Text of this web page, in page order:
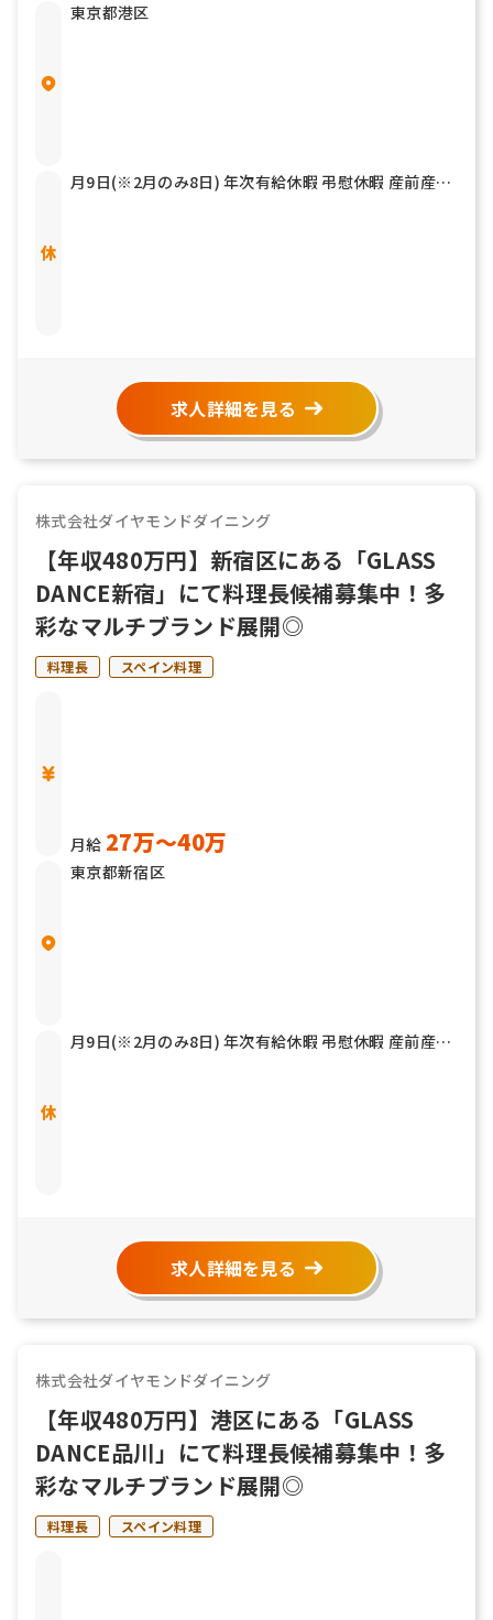
東京都港区
月9日(※2月のみ8日) 年次有給休暇 弔慰休暇 産前産後
求人詳細を見る
株式会社ダイヤモンドダイニング
【年収480万円】新宿区にある「GLASS
DANCE新宿」にて料理長候補募集中！多
彩なマルチブランド展開◎
料理長 スペイン料理
月給 27万〜40万
東京都新宿区
月9日(※2月のみ8日) 年次有給休暇 弔慰休暇 産前産後
求人詳細を見る
株式会社ダイヤモンドダイニング
【年収480万円】港区にある「GLASS
DANCE品川」にて料理長候補募集中！多
彩なマルチブランド展開◎
料理長 スペイン料理